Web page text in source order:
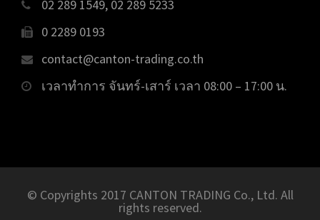
02 289 1549, 02 289 5233
0 2289 0193
contact@canton-trading.co.th
เวลาทำการ จันทร์-เสาร์ เวลา 08:00 – 17:00 น.
© Copyrights 2017 CANTON TRADING Co., Ltd. All
rights reserved.